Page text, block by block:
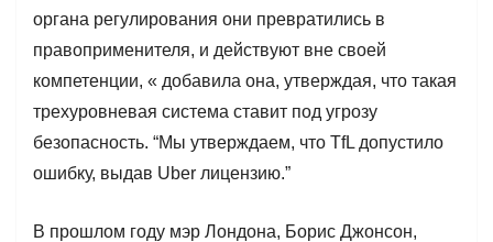
органа регулирования они превратились в
правоприменителя, и действуют вне своей
компетенции, « добавила она, утверждая, что такая
трехуровневая система ставит под угрозу
безопасность. “Мы утверждаем, что TfL допустило
ошибку, выдав Uber лицензию.”
В прошлом году мэр Лондона, Борис Джонсон,